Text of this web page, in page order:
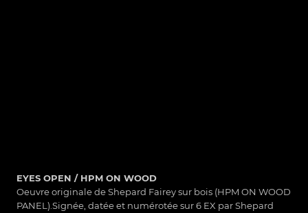
EYES OPEN / HPM ON WOOD
Oeuvre originale de Shepard Fairey sur bois (HPM ON WOOD
PANEL).Signée, datée et numérotée sur 6 EX par Shepard